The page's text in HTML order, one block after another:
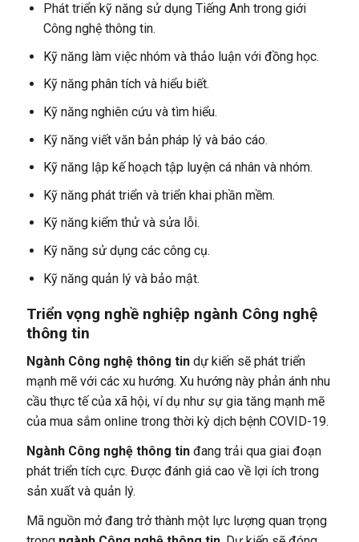
Phát triển kỹ năng sử dụng Tiếng Anh trong giới
Công nghệ thông tin.
Kỹ năng làm việc nhóm và thảo luận với đồng học.
Kỹ năng phân tích và hiểu biết.
Kỹ năng nghiên cứu và tìm hiểu.
Kỹ năng viết văn bản pháp lý và báo cáo.
Kỹ năng lập kế hoạch tập luyện cá nhân và nhóm.
Kỹ năng phát triển và triển khai phần mềm.
Kỹ năng kiểm thử và sửa lỗi.
Kỹ năng sử dụng các công cụ.
Kỹ năng quản lý và bảo mật.
Triển vọng nghề nghiệp ngành Công nghệ
thông tin
Ngành Công nghệ thông tindự kiến sẽ phát triển
mạnh mẽ với các xu hướng. Xu hướng này phản ánh nhu
cầu thực tế của xã hội, ví dụ như sự gia tăng mạnh mẽ
của mua sắm online trong thời kỳ dịch bệnh COVID-19.
Ngành Công nghệ thông tinđang trải qua giai đoạn
phát triển tích cực. Được đánh giá cao về lợi ích trong
sản xuất và quản lý.
Mã nguồn mở đang trở thành một lực lượng quan trọng